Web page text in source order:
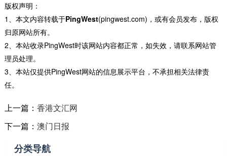
版权声明：
1、本文内容转载于PingWest(pingwest.com)，或有会员发布，版权
归原网站所有。
2、本站收录PingWest时该网站内容都正常，如失效，请联系网站管
理员处理。
3、本站仅提供PingWest网站的信息展示平台，不承担相关法律责
任。
上一篇： 香港文汇网
下一篇： 澳门日报
分类导航